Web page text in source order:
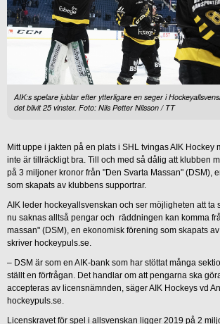
AIK:s spelare jublar efter ytterligare en seger i
det blivit 25 vinster. Foto: Nils Petter Nilsson / TT
Mitt uppe i jakten på en plats i SHL tvingas AIK Hockey
inte är tillräckligt bra. Till och med så dålig att klubben
på 3 miljoner kronor från "Den Svarta Massan" (DSM),
som skapats av klubbens supportrar.
AIK leder hockeyallsvenskan och ser möjligheten att ta
nu saknas alltså pengar och räddningen kan komma
massan" (DSM), en ekonomisk förening som skapats
skriver hockeypuls.se.
– DSM är som en AIK-bank som har stöttat många
ställt en förfrågan. Det handlar om att pengarna ska
accepteras av licensnämnden, säger AIK Hockeys vd
hockeypuls.se.
Licenskravet för spel i allsvenskan ligger 2019 på 2